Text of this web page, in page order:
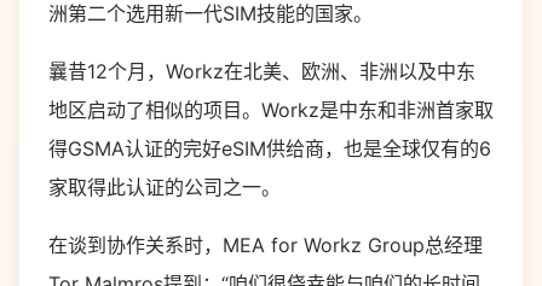
洲第二个选用新一代SIM技能的国家。
曩昔12个月，Workz在北美、欧洲、非洲以及中东
地区启动了相似的项目。Workz是中东和非洲首家取
得GSMA认证的完好eSIM供给商，也是全球仅有的6
家取得此认证的公司之一。
在谈到协作关系时，MEA for Workz Group总经理